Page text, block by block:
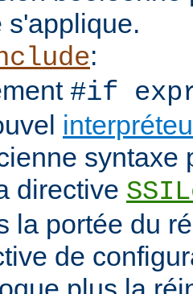
s'applique.
:
#if
syntaxe
directive
la portée du
de